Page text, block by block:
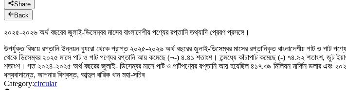
Contact Us
Share
Back
২০২৫-২০২৬ অর্থ বছরের জুলাই-ডিসেম্বর মাসের বাংলাদেশীয় পণ্যের রপ্তানি তথ্যাদি প্রেরণ প্রসঙ্গে।
উপর্যুক্ত বিষয়ে রপ্তানি উন্নয়ন ব্যুরো থেকে প্রাপ্ত ২০২৫-২০২৬ অর্থ বছরের জুলাই-ডিসেম্বর মাসের রপ্তানিকৃত বাংলাদেশীয় পাট ও
থেকে ডিসেম্বর ২০২৫ মাসে পাট ও পাট পণ্যের রপ্তানি আয় কমেছে (¬-) ৪.৪১ শতাংশ। তন্মধ্যে কাঁচাপাট কমেছে (-) ৭৪.৯২ শতাংশ,
শতাংশ। গত ২০২৪-২০২৫ অর্থ বছরের জুলাই- ডিসেম্বর মাসে পাট ও পাটপণ্যের রপ্তানি আয় হয়েছিল ৪১৭.৩৯ মিলিয়ন মার্কিন ডলার এবং
ধন্যবাদান্তে, আপনার বিশ্বস্ত, আব্দুল বারিক খান মহা-সচিব
Category:circular